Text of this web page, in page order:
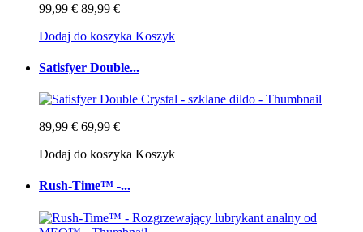
99,99 € 89,99 €
Dodaj do koszyka Koszyk
Satisfyer Double...
89,99 € 69,99 €
Dodaj do koszyka Koszyk
Rush-Time™ -...